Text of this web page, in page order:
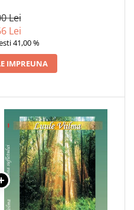
Lei
Lei
41,00 %
IMPREUNA